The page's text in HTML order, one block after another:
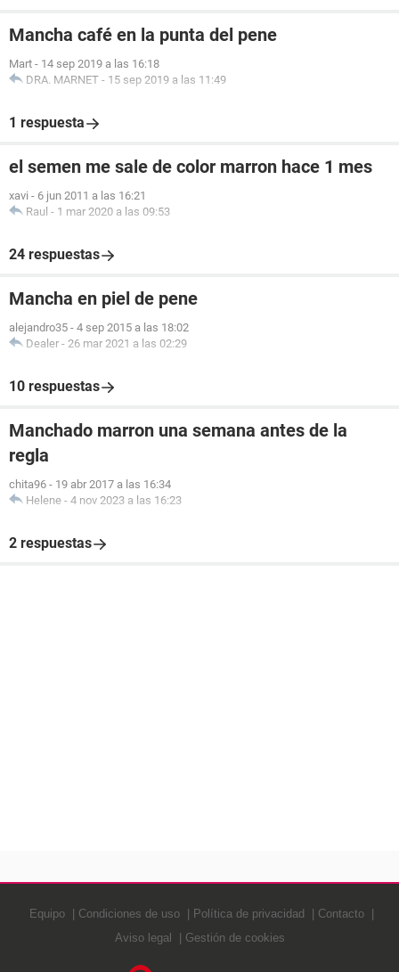
Mancha café en la punta del pene
Mart - 14 sep 2019 a las 16:18
DRA. MARNET - 15 sep 2019 a las 11:49
1 respuesta
el semen me sale de color marron hace 1 mes
xavi - 6 jun 2011 a las 16:21
Raul - 1 mar 2020 a las 09:53
24 respuestas
Mancha en piel de pene
alejandro35 - 4 sep 2015 a las 18:02
Dealer - 26 mar 2021 a las 02:29
10 respuestas
Manchado marron una semana antes de la
regla
chita96 - 19 abr 2017 a las 16:34
Helene - 4 nov 2023 a las 16:23
2 respuestas
Equipo Condiciones de uso Política de privacidad
Contacto
Aviso legal
Gestión de cookies